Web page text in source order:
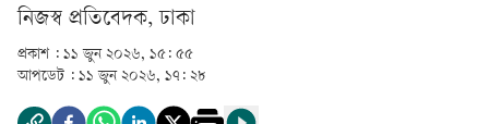
‎নিজস্ব প্রতিবেদক, ঢাকা‎
প্রকাশ : ১১ জুন ২০২৬, ১৫: ৫৫
আপডেট : ১১ জুন ২০২৬, ১৭: ২৮